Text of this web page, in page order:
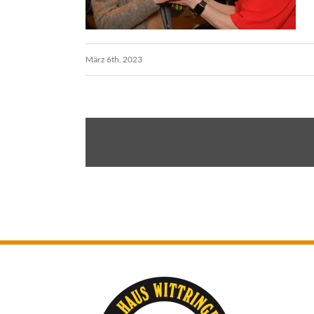
März 6th. 2023